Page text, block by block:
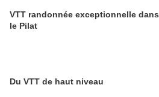
VTT randonnée exceptionnelle dans
le Pilat
Du VTT de haut niveau